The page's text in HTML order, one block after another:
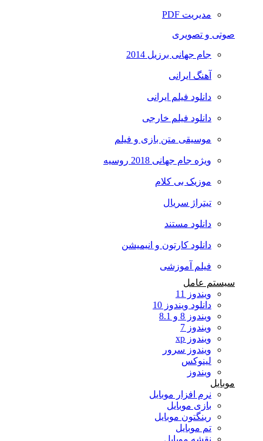
مدیریت PDF
صوتی و تصویری
جام جهانی برزیل 2014
آهنگ ایرانی
دانلود فیلم ایرانی
دانلود فیلم خارجی
موسیقی متن بازی و فیلم
ویژه جام جهانی 2018 روسیه
موزیک بی کلام
تیتراژ سریال
دانلود مستند
دانلود کارتون و انیمیشن
فیلم آموزشی
سیستم عامل
ویندوز 11
دانلود ویندوز 10
ویندوز 8 و 8.1
ویندوز 7
ویندوز xp
ویندوز سرور
لینوکس
ویندوز
نرم افزار موبایل
بازی موبایل
رینگتون موبایل
تم موبایل
نقشه موبایل